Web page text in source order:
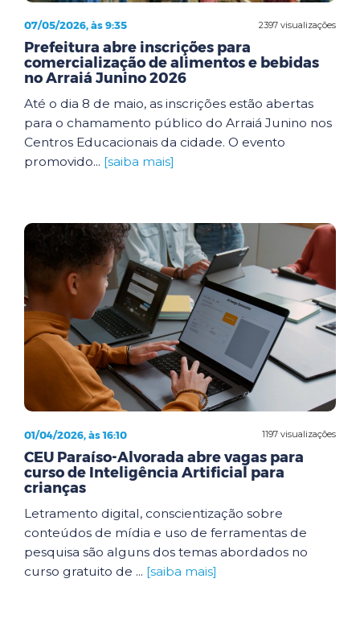
2397 visualizações
07/05/2026, às 9:35
Prefeitura abre inscrições para
comercialização de alimentos e bebidas
no Arraiá Junino 2026
Até o dia 8 de maio, as inscrições estão abertas
para o chamamento público do Arraiá Junino nos
Centros Educacionais da cidade. O evento
promovido... [saiba mais]
1197 visualizações
01/04/2026, às 16:10
CEU Paraíso-Alvorada abre vagas para
curso de Inteligência Artificial para
crianças
Letramento digital, conscientização sobre
conteúdos de mídia e uso de ferramentas de
pesquisa são alguns dos temas abordados no
curso gratuito de ... [saiba mais]